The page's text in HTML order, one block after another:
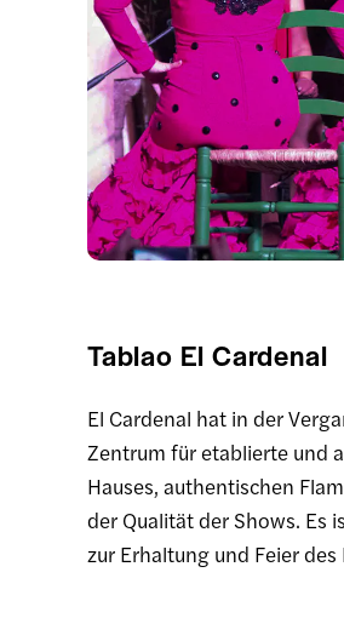
Tablao El Cardenal
El Cardenal hat in der
Zentrum für etablierte und
Hauses, authentischen
der Qualität der Shows. Es
zur Erhaltung und Feier